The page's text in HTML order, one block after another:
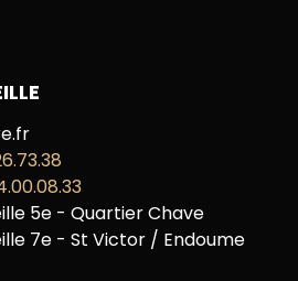
5e - Quartier Chave
7e - St Victor / Endoume